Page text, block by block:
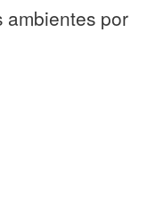
ambientes por